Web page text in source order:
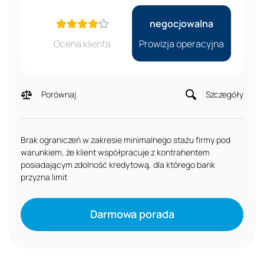
Ocena klienta
negocjowalna
Prowizja operacyjna
Porównaj Szczegóły
Brak ograniczeń w zakresie minimalnego stażu firmy pod
warunkiem, że klient współpracuje z kontrahentem
posiadającym zdolność kredytową, dla którego bank
przyzna limit
Darmowa porada